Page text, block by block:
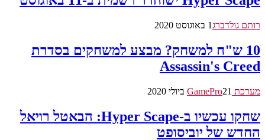
רותם גולדברג1 באוגוסט 2020
10 ש"ח למשחק? מבצע למשחקים בסדרת
Assassin's Creed
מערכת GamePro 21 ביולי 2020
שחקו עכשיו ב-Hyper Scape: הבאטל רויאל
החדש של יוביסופט